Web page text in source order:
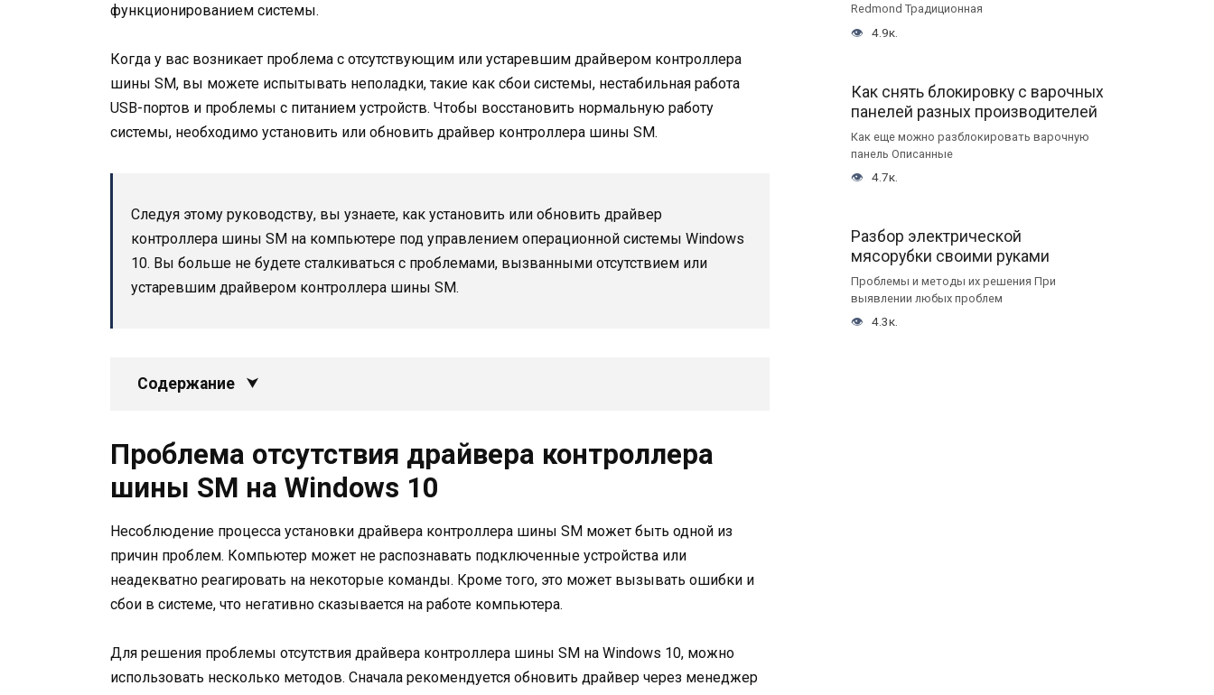
функционированием системы.
Когда у вас возникает проблема с отсутствующим или устаревшим драйвером контроллера
шины SM, вы можете испытывать неполадки, такие как сбои системы, нестабильная работа
USB-портов и проблемы с питанием устройств. Чтобы восстановить нормальную работу
системы, необходимо установить или обновить драйвер контроллера шины SM.
Следуя этому руководству, вы узнаете, как установить или обновить драйвер
контроллера шины SM на компьютере под управлением операционной системы Windows
10. Вы больше не будете сталкиваться с проблемами, вызванными отсутствием или
устаревшим драйвером контроллера шины SM.
Содержание
Проблема отсутствия драйвера контроллера
шины SM на Windows 10
Несоблюдение процесса установки драйвера контроллера шины SM может быть одной из
причин проблем. Компьютер может не распознавать подключенные устройства или
неадекватно реагировать на некоторые команды. Кроме того, это может вызывать ошибки и
сбои в системе, что негативно сказывается на работе компьютера.
Для решения проблемы отсутствия драйвера контроллера шины SM на Windows 10, можно
использовать несколько методов. Сначала рекомендуется обновить драйвер через менеджер
Redmond Традиционная
4.9к.
Как снять блокировку с варочных
панелей разных производителей
Как еще можно разблокировать варочную
панель Описанные
4.7к.
Разбор электрической
мясорубки своими руками
Проблемы и методы их решения При
выявлении любых проблем
4.3к.